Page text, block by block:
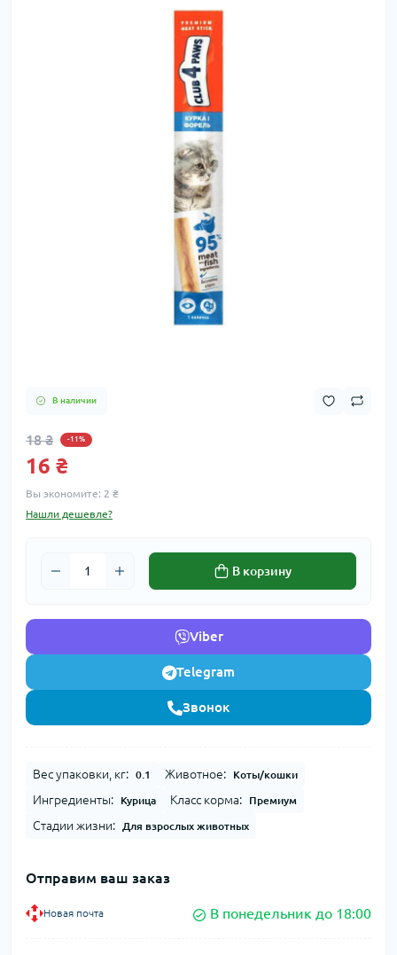
В наличии
18 ₴ -11%
16 ₴
Вы экономите: 2 ₴
Нашли дешевле?
В корзину
Viber
Telegram
Звонок
Вес упаковки, кг: 0.1 Животное: Коты/кошки
Ингредиенты: Курица Класс корма: Премиум
Стадии жизни: Для взрослых животных
Отправим ваш заказ
Новая почта В понедельник до 18:00